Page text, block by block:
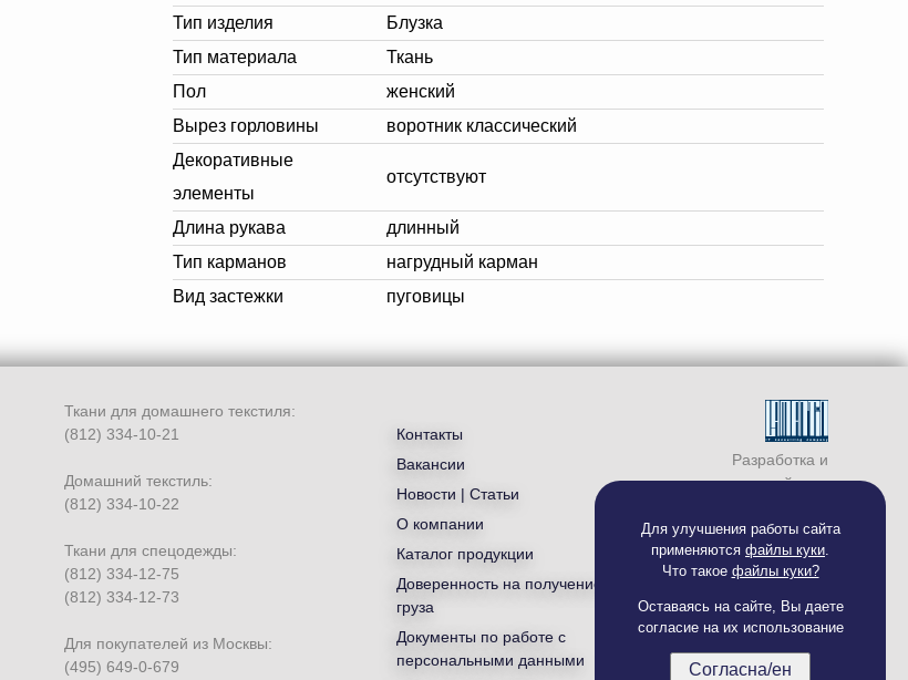
Для улучшения работы сайта
применяются файлы куки.
Что такое файлы куки?
Оставаясь на сайте, Вы даете
согласие на их использование
Согласна/ен
Тип изделия
Блузка
Тип материала
Ткань
Пол
женский
Вырез горловины
воротник классический
Декоративные
элементы
отсутствуют
Длина рукава
длинный
Тип карманов
нагрудный карман
Вид застежки
пуговицы
Разработка и
продвижение сайта —
Ткани для домашнего текстиля:
(812) 334-10-21
Домашний текстиль:
(812) 334-10-22
Ткани для спецодежды:
(812) 334-12-75
(812) 334-12-73
Для покупателей из Москвы:
(495) 649-0-679
Контакты
Вакансии
Новости | Статьи
О компании
Каталог продукции
Доверенность на получение
груза
Документы по работе с
персональными данными